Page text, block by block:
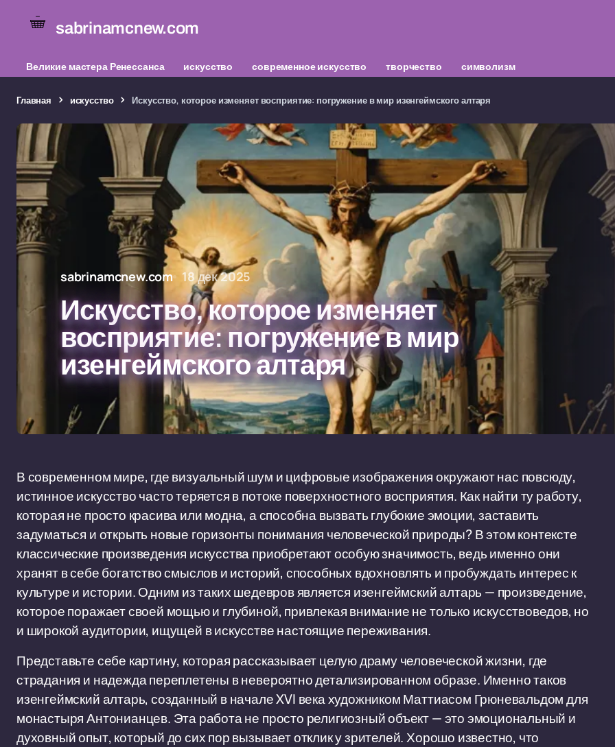
sabrinamcnew.com
Великие мастера Ренессанса искусство современное искусство творчество символизм
Главная искусство Искусство, которое изменяет восприятие: погружение в мир изенгеймского алтаря
sabrinamcnew.com 18 дек 2025
Искусство, которое изменяет
восприятие: погружение в мир
изенгеймского алтаря
В современном мире, где визуальный шум и цифровые изображения окружают нас повсюду,
истинное искусство часто теряется в потоке поверхностного восприятия. Как найти ту работу,
которая не просто красива или модна, а способна вызвать глубокие эмоции, заставить
задуматься и открыть новые горизонты понимания человеческой природы? В этом контексте
классические произведения искусства приобретают особую значимость, ведь именно они
хранят в себе богатство смыслов и историй, способных вдохновлять и пробуждать интерес к
культуре и истории. Одним из таких шедевров является изенгеймский алтарь — произведение,
которое поражает своей мощью и глубиной, привлекая внимание не только искусствоведов, но
и широкой аудитории, ищущей в искусстве настоящие переживания.
Представьте себе картину, которая рассказывает целую драму человеческой жизни, где
страдания и надежда переплетены в невероятно детализированном образе. Именно таков
изенгеймский алтарь, созданный в начале XVI века художником Маттиасом Грюневальдом для
монастыря Антонианцев. Эта работа не просто религиозный объект — это эмоциональный и
духовный опыт, который до сих пор вызывает отклик у зрителей. Хорошо известно, что